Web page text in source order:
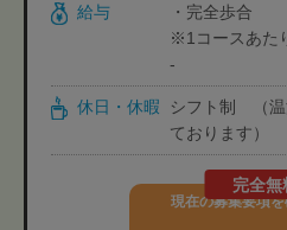
給与
・完全歩合
※1コースあた
-
休日・休暇
シフト制 （温
ております）
完全無
現在の募集要項